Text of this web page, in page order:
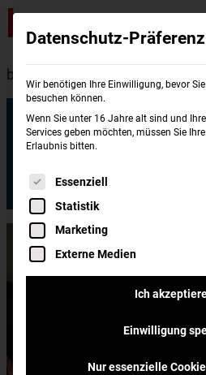
burgerme
burgerme
Allee der Kosmonauten
12685 Berlin
Jetzt bestellen
Datenschutz-Präferenz
Wir benötigen Ihre Einwilligung, bevor
besuchen können.
Wenn Sie unter 16 Jahre alt sind und
Services geben möchten, müssen Sie
Erlaubnis bitten.
Es folgt eine Liste der
Essenziell
Statistik
Marketing
Externe Medien
Ich
Einwilligung
Nur essenzielle